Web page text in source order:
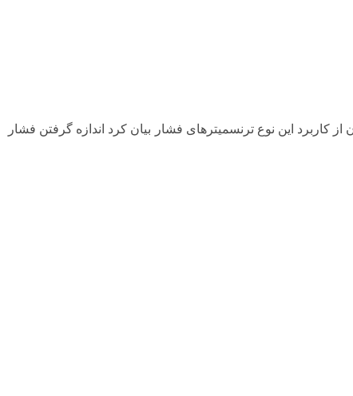
این نوع ترنسمیترهای فشار بیان کرد اندازه گرفتن فشار